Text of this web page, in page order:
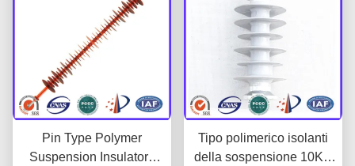
Pin Type Polymer
Suspension Insulators
Tipo polimerico isolanti
della sospensione 10KV